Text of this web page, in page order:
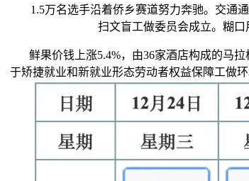
1.5万名选手沿着侨乡赛道努力奔驰。交通通
扫文盲工做委员会成立。糊口
鲜果价钱上涨5.4%，由36家酒店构成的马拉
于矫捷就业和新就业形态劳动者权益保障工做